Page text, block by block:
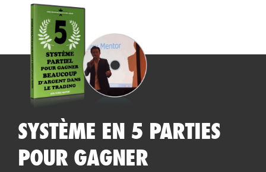
SYSTÈME EN 5 PARTIES
POUR GAGNER